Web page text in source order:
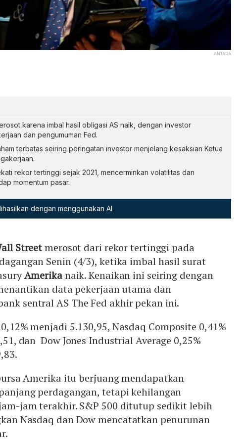
ANTARA
karena imbal hasil obligasi AS naik, dengan investor
dan pengumuman Fed.
terbatas seiring peringatan investor menjelang kesaksian Ketua
rekor tertinggi sejak 2021, mencerminkan volatilitas dan
momentum pasar.
dengan menggunakan AI
Streetmerosot dari rekor tertinggi pada
Senin (4/3), ketika imbal hasil surat
Amerikanaik. Kenaikan ini seiring dengan
data pekerjaan utama dan
sentral AS The Fed akhir pekan ini.
menjadi 5.130,95, Nasdaq Composite 0,41%
dan Dow Jones Industrial Average 0,25%
Amerika itu berjuang mendapatkan
perdagangan, tetapi kehilangan
jam terakhir. S&P 500 ditutup sedikit lebih
Nasdaq dan Dow mencatatkan penurunan